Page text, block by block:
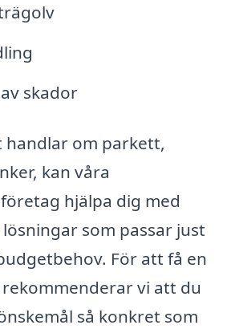
skador
handlar om parkett,
kan våra
hjälpa dig med
som passar just
För att få en
vi att du
så konkret som